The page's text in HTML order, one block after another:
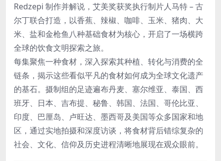
Redzepi 制作并解说，艾美奖获奖执行制片人马特 – 古
尔丁联合打造，以香蕉、辣椒、咖啡、玉米、猪肉、大
米、盐和金枪鱼八种基础食材为核心，开启了一场横跨
全球的饮食文明探索之旅。
每集聚焦一种食材，深入探索其种植、转化与消费的全
链条，揭示这些看似平凡的食材如何成为全球文化遗产
的基石。摄制组的足迹遍布丹麦、塞尔维亚、泰国、西
班牙、日本、吉布提、秘鲁、韩国、法国、哥伦比亚、
印度、巴厘岛、卢旺达、墨西哥及美国等众多国家和地
区，通过实地拍摄和深度访谈，将食材背后错综复杂的
社会、文化、信仰及历史进程清晰地展现在观众眼前。